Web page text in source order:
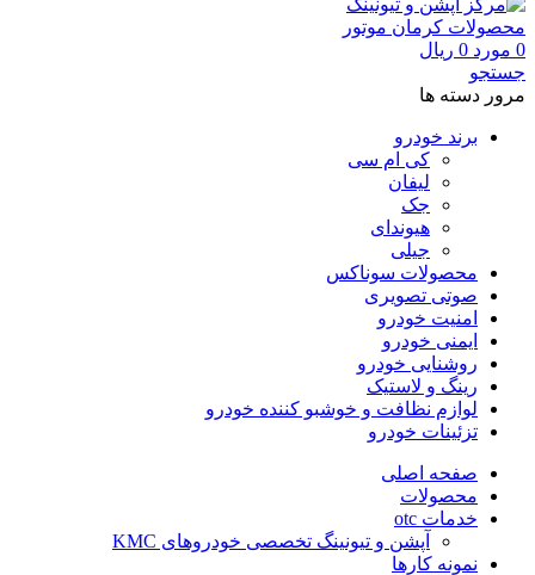
0 مورد 0 ریال
جستجو
مرور دسته ها
برند خودرو
کی ام سی
لیفان
جک
هیوندای
جیلی
محصولات سوناکس
صوتی تصویری
امنیت خودرو
ایمنی خودرو
روشنایی خودرو
رینگ و لاستیک
لوازم نظافت و خوشبو کننده خودرو
تزئینات خودرو
صفحه اصلی
محصولات
خدمات otc
آپشن و تیونینگ تخصصی خودروهای KMC
نمونه کارها